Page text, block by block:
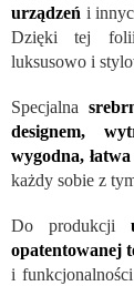
urządzeń i
Dzięki tej folii
luksusowo i
Specjalna
designem,
wygodna,
każdy sobie z
Do produkcji
opatentowanej
i